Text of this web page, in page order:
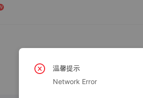
温馨提示
Network Error